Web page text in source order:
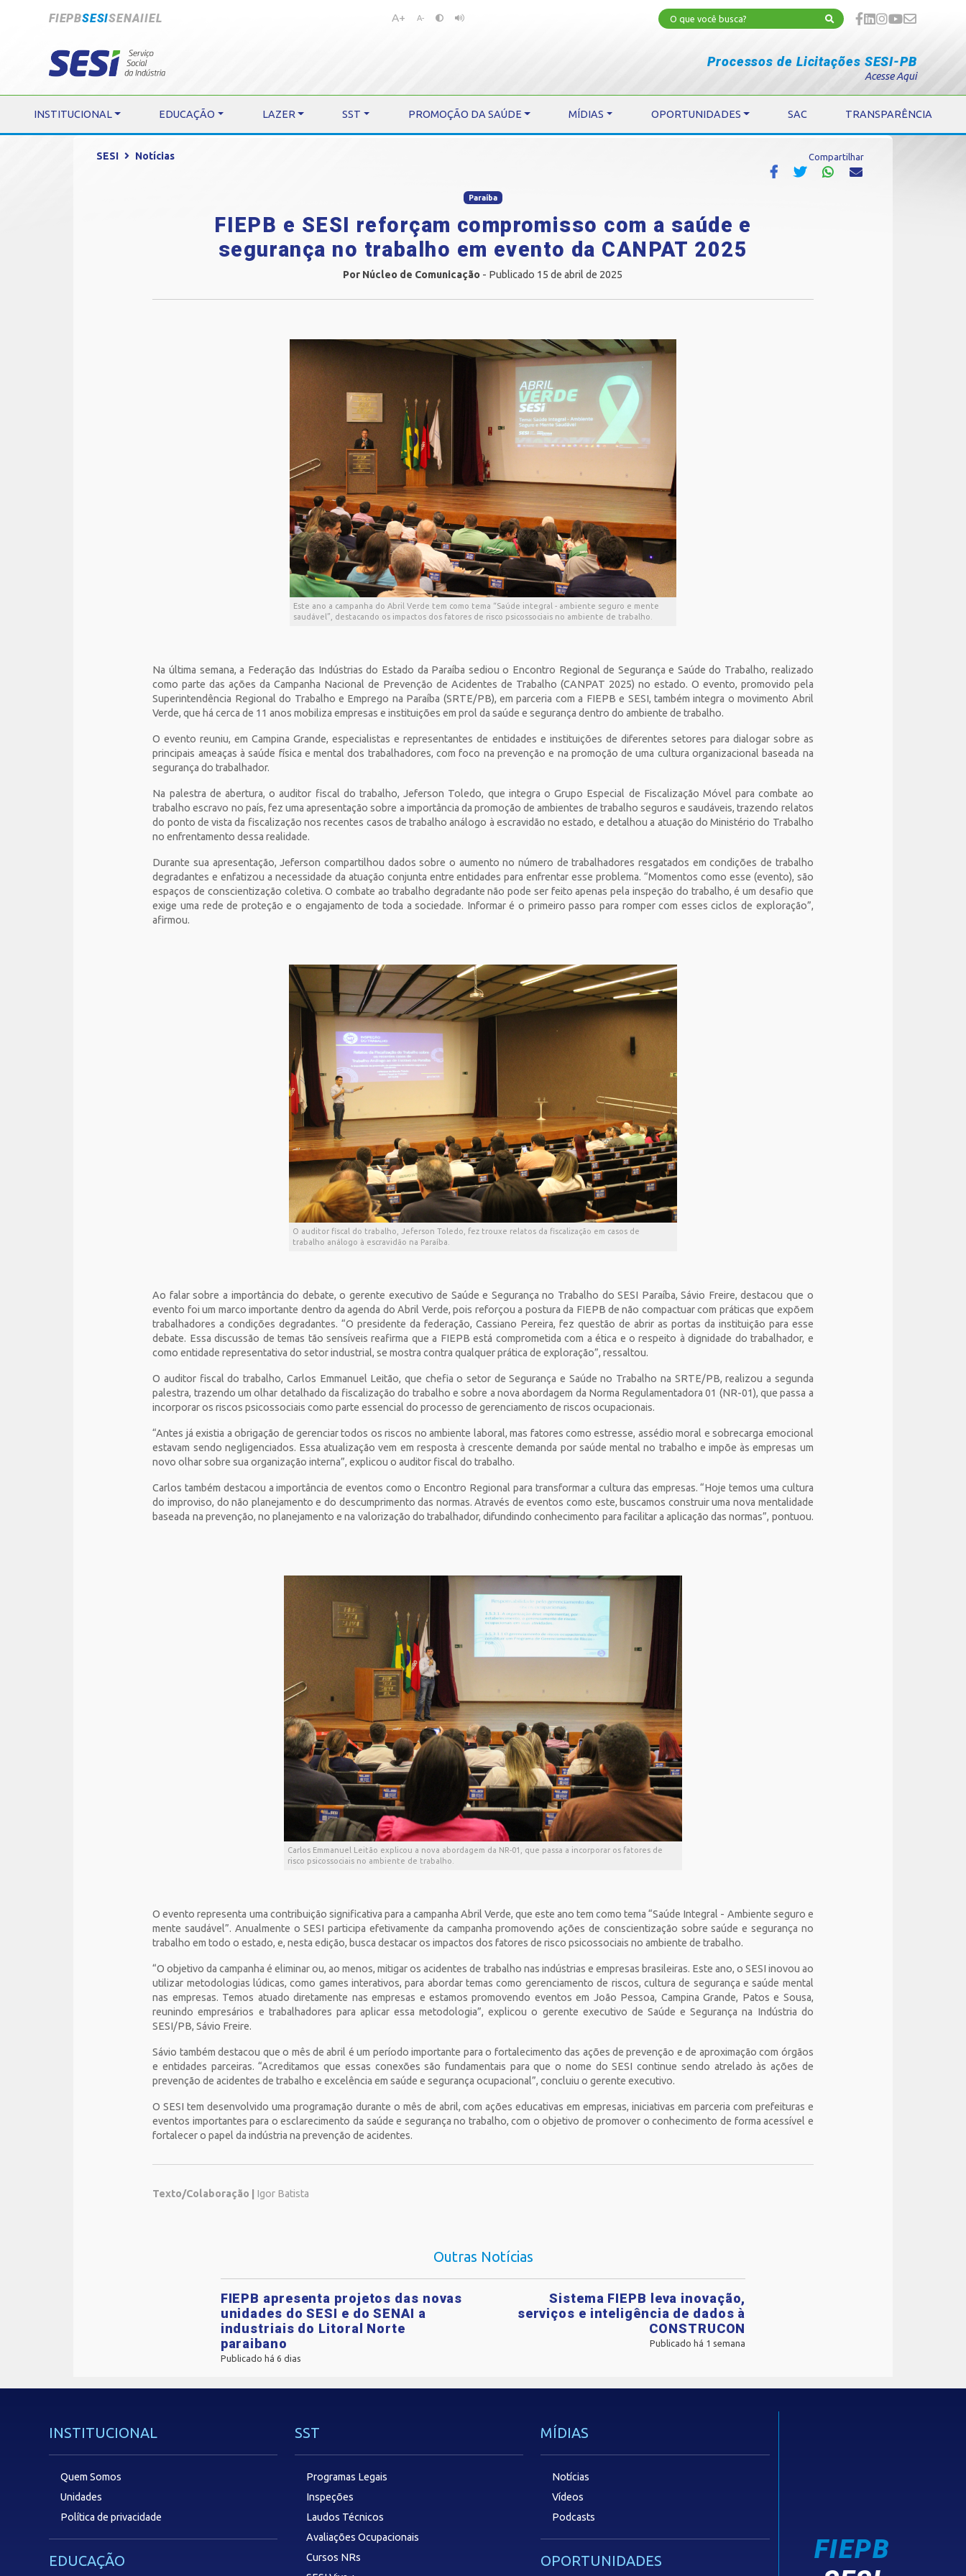
FIEPBSESISENAIIEL
Pular
Pular
A+ A-
Processos de Licitações SESI-PB
Acesse Aqui
INSTITUCIONAL EDUCAÇÃO LAZER SST PROMOÇÃO DA SAÚDE MÍDIAS OPORTUNIDADES SAC TRANSPARÊNCIA
SESI Notícias Compartilhar
Paraíba
FIEPB e SESI reforçam compromisso com a saúde e
segurança no trabalho em evento da CANPAT 2025
Por Núcleo de Comunicação - Publicado 15 de abril de 2025
Este ano a campanha do Abril Verde tem como tema “Saúde integral - ambiente seguro e mente
saudável”, destacando os impactos dos fatores de risco psicossociais no ambiente de trabalho.
Na última semana, a Federação das Indústrias do Estado da Paraíba sediou o Encontro Regional de Segurança e Saúde do Trabalho, realizado
como parte das ações da Campanha Nacional de Prevenção de Acidentes de Trabalho (CANPAT 2025) no estado. O evento, promovido pela
Superintendência Regional do Trabalho e Emprego na Paraíba (SRTE/PB), em parceria com a FIEPB e SESI, também integra o movimento Abril
Verde, que há cerca de 11 anos mobiliza empresas e instituições em prol da saúde e segurança dentro do ambiente de trabalho.
O evento reuniu, em Campina Grande, especialistas e representantes de entidades e instituições de diferentes setores para dialogar sobre as
principais ameaças à saúde física e mental dos trabalhadores, com foco na prevenção e na promoção de uma cultura organizacional baseada na
segurança do trabalhador.
Na palestra de abertura, o auditor fiscal do trabalho, Jeferson Toledo, que integra o Grupo Especial de Fiscalização Móvel para combate ao
trabalho escravo no país, fez uma apresentação sobre a importância da promoção de ambientes de trabalho seguros e saudáveis, trazendo relatos
do ponto de vista da fiscalização nos recentes casos de trabalho análogo à escravidão no estado, e detalhou a atuação do Ministério do Trabalho
no enfrentamento dessa realidade.
Durante sua apresentação, Jeferson compartilhou dados sobre o aumento no número de trabalhadores resgatados em condições de trabalho
degradantes e enfatizou a necessidade da atuação conjunta entre entidades para enfrentar esse problema. “Momentos como esse (evento), são
espaços de conscientização coletiva. O combate ao trabalho degradante não pode ser feito apenas pela inspeção do trabalho, é um desafio que
exige uma rede de proteção e o engajamento de toda a sociedade. Informar é o primeiro passo para romper com esses ciclos de exploração”,
afirmou.
O auditor fiscal do trabalho, Jeferson Toledo, fez trouxe relatos da fiscalização em casos de
trabalho análogo à escravidão na Paraíba.
Ao falar sobre a importância do debate, o gerente executivo de Saúde e Segurança no Trabalho do SESI Paraíba, Sávio Freire, destacou que o
evento foi um marco importante dentro da agenda do Abril Verde, pois reforçou a postura da FIEPB de não compactuar com práticas que expõem
trabalhadores a condições degradantes. “O presidente da federação, Cassiano Pereira, fez questão de abrir as portas da instituição para esse
debate. Essa discussão de temas tão sensíveis reafirma que a FIEPB está comprometida com a ética e o respeito à dignidade do trabalhador, e
como entidade representativa do setor industrial, se mostra contra qualquer prática de exploração”, ressaltou.
O auditor fiscal do trabalho, Carlos Emmanuel Leitão, que chefia o setor de Segurança e Saúde no Trabalho na SRTE/PB, realizou a segunda
palestra, trazendo um olhar detalhado da fiscalização do trabalho e sobre a nova abordagem da Norma Regulamentadora 01 (NR-01), que passa a
incorporar os riscos psicossociais como parte essencial do processo de gerenciamento de riscos ocupacionais.
“Antes já existia a obrigação de gerenciar todos os riscos no ambiente laboral, mas fatores como estresse, assédio moral e sobrecarga emocional
estavam sendo negligenciados. Essa atualização vem em resposta à crescente demanda por saúde mental no trabalho e impõe às empresas um
novo olhar sobre sua organização interna”, explicou o auditor fiscal do trabalho.
Carlos também destacou a importância de eventos como o Encontro Regional para transformar a cultura das empresas. “Hoje temos uma cultura
do improviso, do não planejamento e do descumprimento das normas. Através de eventos como este, buscamos construir uma nova mentalidade
baseada na prevenção, no planejamento e na valorização do trabalhador, difundindo conhecimento para facilitar a aplicação das normas”, pontuou.
Carlos Emmanuel Leitão explicou a nova abordagem da NR-01, que passa a incorporar os fatores de
risco psicossociais no ambiente de trabalho.
O evento representa uma contribuição significativa para a campanha Abril Verde, que este ano tem como tema “Saúde Integral - Ambiente seguro e
mente saudável”. Anualmente o SESI participa efetivamente da campanha promovendo ações de conscientização sobre saúde e segurança no
trabalho em todo o estado, e, nesta edição, busca destacar os impactos dos fatores de risco psicossociais no ambiente de trabalho.
“O objetivo da campanha é eliminar ou, ao menos, mitigar os acidentes de trabalho nas indústrias e empresas brasileiras. Este ano, o SESI inovou ao
utilizar metodologias lúdicas, como games interativos, para abordar temas como gerenciamento de riscos, cultura de segurança e saúde mental
nas empresas. Temos atuado diretamente nas empresas e estamos promovendo eventos em João Pessoa, Campina Grande, Patos e Sousa,
reunindo empresários e trabalhadores para aplicar essa metodologia”, explicou o gerente executivo de Saúde e Segurança na Indústria do
SESI/PB, Sávio Freire.
Sávio também destacou que o mês de abril é um período importante para o fortalecimento das ações de prevenção e de aproximação com órgãos
e entidades parceiras. “Acreditamos que essas conexões são fundamentais para que o nome do SESI continue sendo atrelado às ações de
prevenção de acidentes de trabalho e excelência em saúde e segurança ocupacional”, concluiu o gerente executivo.
O SESI tem desenvolvido uma programação durante o mês de abril, com ações educativas em empresas, iniciativas em parceria com prefeituras e
eventos importantes para o esclarecimento da saúde e segurança no trabalho, com o objetivo de promover o conhecimento de forma acessível e
fortalecer o papel da indústria na prevenção de acidentes.
Texto/Colaboração | Igor Batista
Outras Notícias
FIEPB apresenta projetos das novas
unidades do SESI e do SENAI a
industriais do Litoral Norte
paraibano
Publicado há 6 dias
Sistema FIEPB leva inovação,
serviços e inteligência de dados à
CONSTRUCON
Publicado há 1 semana
INSTITUCIONAL
Quem Somos
Unidades
Política de privacidade
EDUCAÇÃO
SST
Programas Legais
Inspeções
Laudos Técnicos
Avaliações Ocupacionais
Cursos NRs
MÍDIAS
Notícias
Vídeos
Podcasts
OPORTUNIDADES
FIEPB